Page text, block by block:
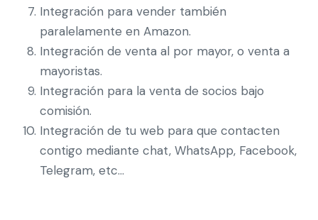
Integración para vender también
paralelamente en Amazon.
Integración de venta al por mayor, o venta a
mayoristas.
Integración para la venta de socios bajo
comisión.
Integración de tu web para que contacten
contigo mediante chat, WhatsApp, Facebook,
Telegram, etc…